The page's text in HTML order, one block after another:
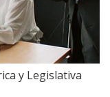
y Legislativa